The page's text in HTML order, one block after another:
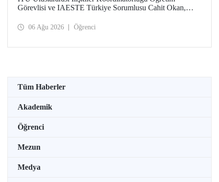
Görevlisi ve IAESTE Türkiye Sorumlusu Cahit Okan,
Temmuz tarihlerinde ABD’de dünyanın önde gelen
06 Ağu 2026 Öğrenci
Tüm Haberler
Akademik
Öğrenci
Mezun
Medya